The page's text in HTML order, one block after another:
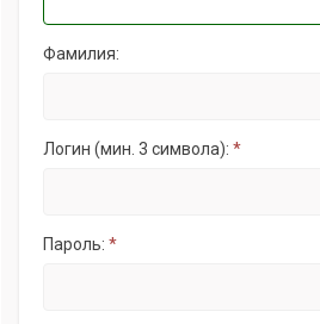
Фамилия:
Логин (мин. 3 символа): *
Пароль: *